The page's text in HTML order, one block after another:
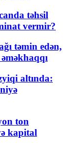
təhsil
vermir?
təmin edən,
altında:
ton
kapital